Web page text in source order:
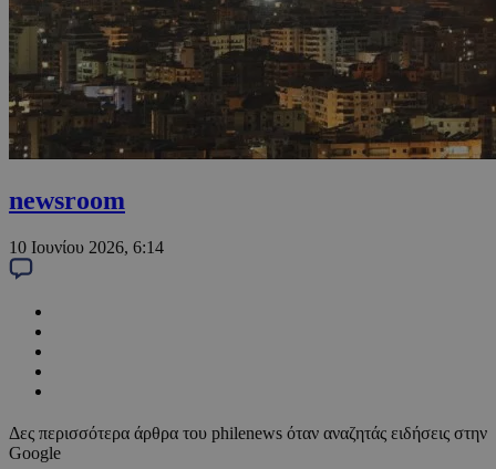
newsroom
10 Ιουνίου 2026, 6:14
Δες περισσότερα άρθρα του philenews όταν αναζητάς ειδήσεις στην
Google